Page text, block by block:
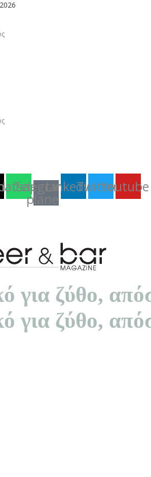
Telegram-
plane
LinkedinTwitterYoutube
για ζύθο,
για ζύθο,